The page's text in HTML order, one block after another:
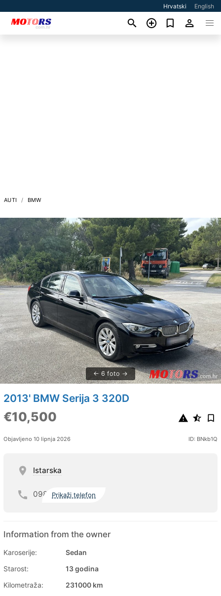
Hrvatski English
AUTI BMW
6 foto
2013' BMW Serija 3 320D
€10,500
Objavljeno 10 lipnja 2026 ID: BNkb1Q
Istarska
098 Prikaži telefon
Information from the owner
Karoserije:
Sedan
Starost:
13 godina
Kilometraža:
231000 km